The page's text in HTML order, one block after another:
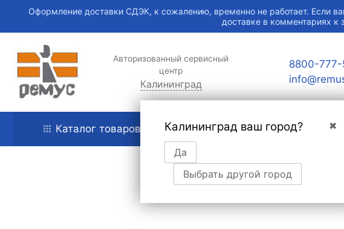
Оформление доставки СДЭК, к сожалению, временно не работает. Если
доставке в комментариях
Авторизованный сервисный
центр
Калининград
✖
Калининград ваш город?
Да
Выбрать другой город
8800-
Каталог товаров Главная О компании